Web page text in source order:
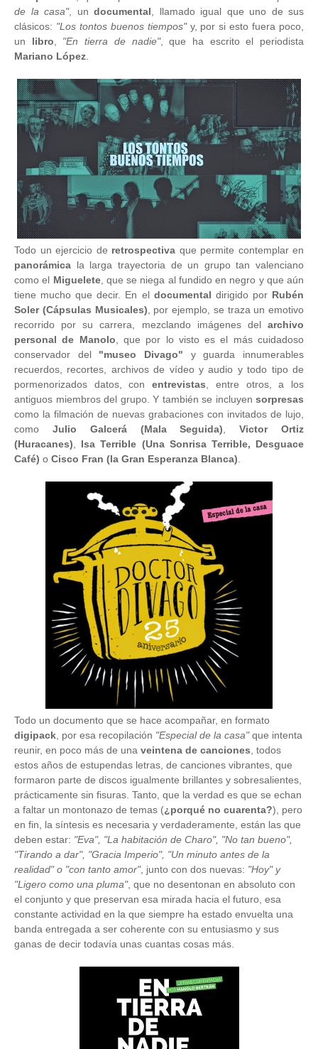
de la casa", un documental, llamado igual que uno de sus
clásicos: "Los tontos buenos tiempos"y, por si esto fuera poco,
un libro, "En tierra de nadie", que ha escrito el periodista
Mariano López.
Todo un ejercicio de retrospectiva que permite contemplar en
panorámica la larga trayectoria de un grupo tan valenciano
como el Miguelete, que se niega al fundido en negro y que aún
tiene mucho que decir. En el documental dirigido por Rubén
Soler (Cápsulas Musicales), por ejemplo, se traza un emotivo
recorrido por su carrera, mezclando imágenes del archivo
personal de Manolo, que por lo visto es el más cuidadoso
conservador del "museo Divago" y guarda innumerables
recuerdos, recortes, archivos de vídeo y audio y todo tipo de
pormenorizados datos, conentrevistas, entre otros, a los
antiguos miembros del grupo. Y también se incluyen sorpresas
como la filmación de nuevas grabaciones con invitados de lujo,
como Julio Galcerá (Mala Seguida),Victor Ortiz
(Huracanes), Isa Terrible (Una Sonrisa Terrible, Desguace
Café) o Cisco Fran (la Gran Esperanza Blanca).
Todo un documento que se hace acompañar, en formato
digipack, por esa recopilación "Especial de la casa"que intenta
reunir, en poco más de una veintena de canciones, todos
estos años de estupendas letras, de canciones vibrantes, que
formaron parte de discos igualmente brillantes y sobresalientes,
prácticamente sin fisuras. Tanto, que la verdad es que se echan
a faltar un montonazo de temas (¿porqué no cuarenta?), pero
en fin, la síntesis es necesaria y verdaderamente, están las que
deben estar: "Eva", "La habitación de Charo", "No tan bueno",
"Tirando a dar", "Gracia Imperio", "Un minuto antes de la
realidad" o "con tanto amor", junto con dos nuevas: "Hoy" y
"Ligero como una pluma", que no desentonan en absoluto con
el conjunto y que preservan esa mirada hacia el futuro, esa
constante actividad en la que siempre ha estado envuelta una
banda entregada a ser coherente con su entusiasmo y sus
ganas de decir todavía unas cuantas cosas más.